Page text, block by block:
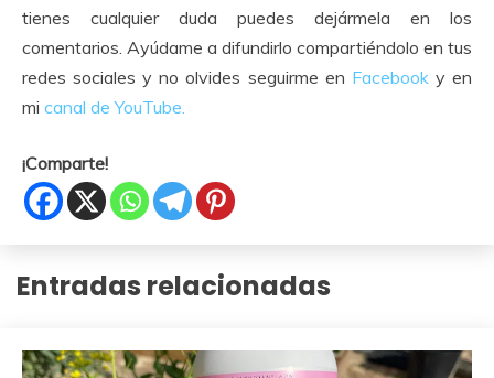
tienes cualquier duda puedes dejármela en los
comentarios. Ayúdame a difundirlo compartiéndolo en tus
redes sociales y no olvides seguirme en Facebooky en
mi canal de YouTube.
¡Comparte!
Entradas relacionadas